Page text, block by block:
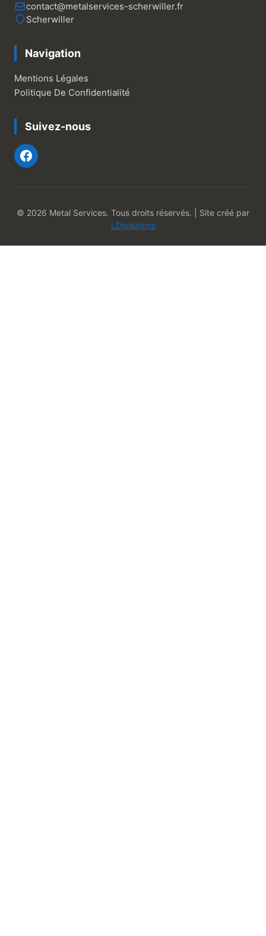
contact@metalservices-scherwiller.fr
Scherwiller
Navigation
Mentions Légales
Politique De Confidentialité
Suivez-nous
© 2026 Metal Services. Tous droits réservés. | Site créé par
LDsolutions